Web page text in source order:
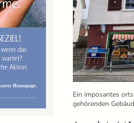
Ein imposantes
gehörenden